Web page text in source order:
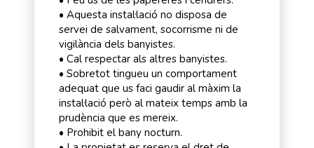
• Aquesta instal·lació no disposa de
servei de salvament, socorrisme ni de
vigilància dels banyistes.
• Cal respectar als altres banyistes.
• Sobretot tingueu un comportament
adequat que us faci gaudir al màxim la
instal·lació però al mateix temps amb la
prudència que es mereix.
• Prohibit el bany nocturn.